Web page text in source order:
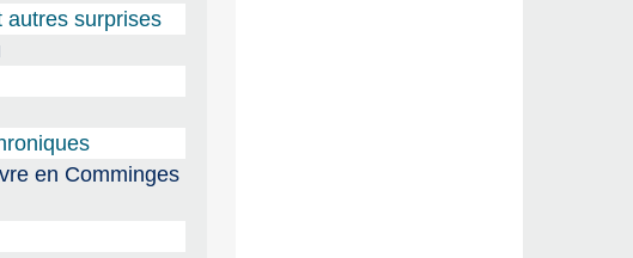
autres surprises
en Comminges